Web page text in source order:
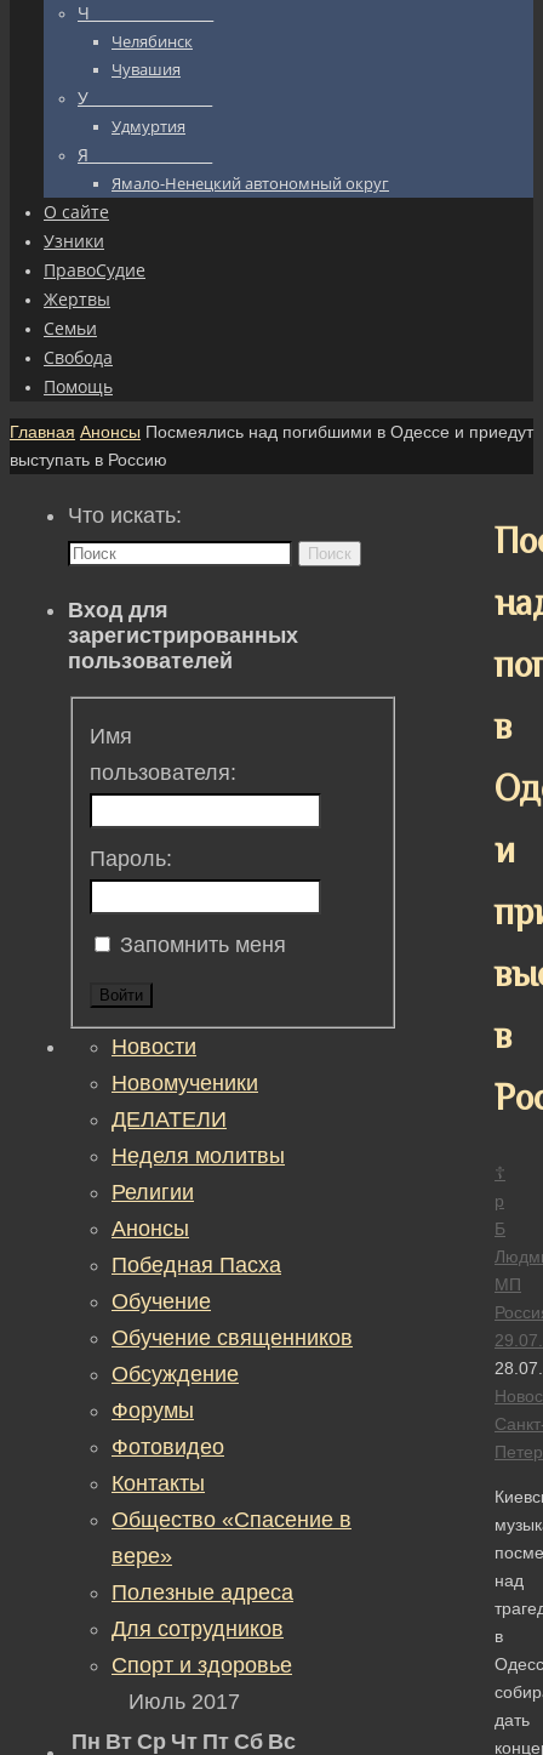
Ч_________________
Челябинск
Чувашия
У_________________
Удмуртия
Я_________________
Ямало-Ненецкий автономный округ
О сайте
Узники
ПравоСудие
Жертвы
Семьи
Свобода
Помощь
Главная Анонсы Посмеялись над погибшими в Одессе и приедут
выступать в Россию
в
и
в
☦
р
Б
МП
над
в
дать
Что искать:
Поиск
Вход для
зарегистрированных
пользователей
Имя
пользователя:
Пароль:
Запомнить меня
Войти
Новости
Новомученики
ДЕЛАТЕЛИ
Неделя молитвы
Религии
Анонсы
Победная Пасха
Обучение
Обучение священников
Обсуждение
Форумы
Фотовидео
Контакты
Общество «Спасение в
вере»
Полезные адреса
Для сотрудников
Спорт и здоровье
Июль 2017
Пн Вт Ср Чт Пт Сб Вс